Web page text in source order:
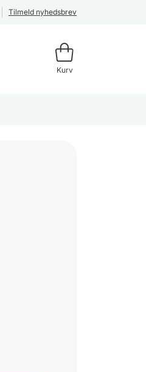
Tilmeld nyhedsbrev
Kurv